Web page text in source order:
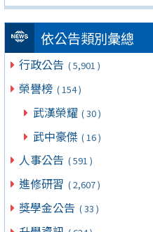
依公告類別彙總
行政公告 ( 5,901 )
榮譽榜 ( 154 )
武漢榮耀 ( 30 )
武中豪傑 ( 16 )
人事公告 ( 591 )
進修研習 ( 2,607 )
獎學金公告 ( 33 )